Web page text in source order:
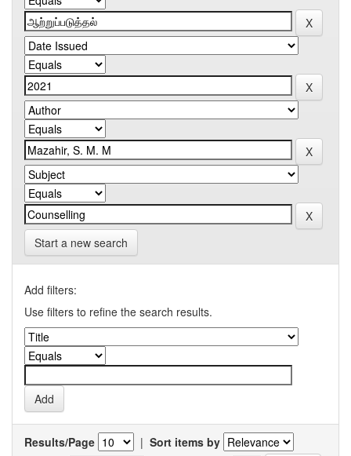
Start a new search
Add filters:
Use filters to refine the search results.
Results/Page | Sort items by